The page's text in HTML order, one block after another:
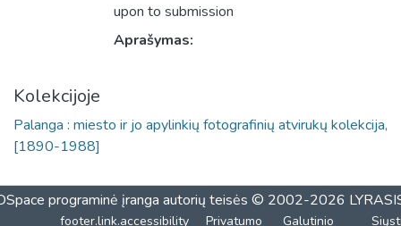
upon to submission
Aprašymas:
Kolekcijoje
Palanga : miesto ir jo apylinkių fotografinių atvirukų kolekcija,
[1890-1988]
programinė įranga autorių teisės © 2002-2026
footer.link.accessibility Privatumo Galutinio